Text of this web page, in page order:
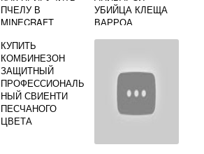
ПЧЕЛУ В
MINECRAFT
УБИЙЦА КЛЕЩА
ВАРРОА
КУПИТЬ
КОМБИНЕЗОН
ЗАЩИТНЫЙ
ПРОФЕССИОНАЛЬ
НЫЙ СВИЕНТИ
ПЕСЧАНОГО
ЦВЕТА